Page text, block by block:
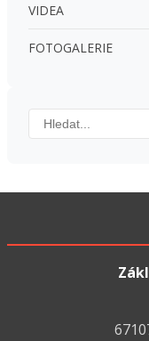
VIDEA
FOTOGALERIE
Hledat: